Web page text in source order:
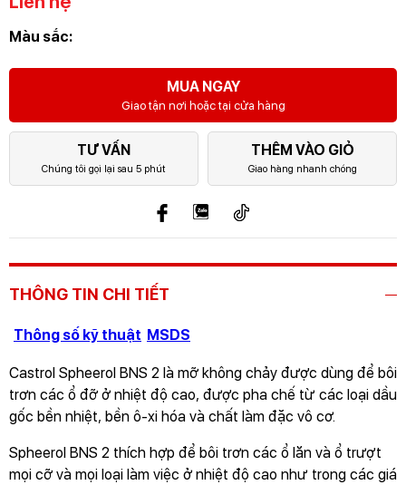
Màu sắc:
MUA NGAY
Giao tận nơi hoặc tại cửa hàng
TƯ VẤN
Chúng tôi gọi lại sau 5 phút
THÊM VÀO GIỎ
Giao hàng nhanh chóng
THÔNG TIN CHI TIẾT
Thông số kỹ thuật MSDS
Castrol Spheerol BNS 2 là mỡ không chảy được dùng để bôi
trơn các ổ đỡ ở nhiệt độ cao, được pha chế từ các loại dầu
gốc bền nhiệt, bền ô-xi hóa và chất làm đặc vô cơ.
Spheerol BNS 2 thích hợp để bôi trơn các ổ lăn và ổ trượt
mọi cỡ và mọi loại làm việc ở nhiệt độ cao như trong các giá